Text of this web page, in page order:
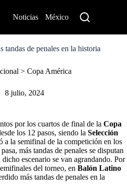
Noticias México
tandas de penales en la historia
> Copa América
8 julio, 2024
por los cuartos de final de la Copa
los 12 pasos, siendo la Selección
a la semifinal de la competición en los
más tandas de penales se disputan
escenario se van agrandando. Por
del torneo, en Balón Latino
más tandas de penales en la